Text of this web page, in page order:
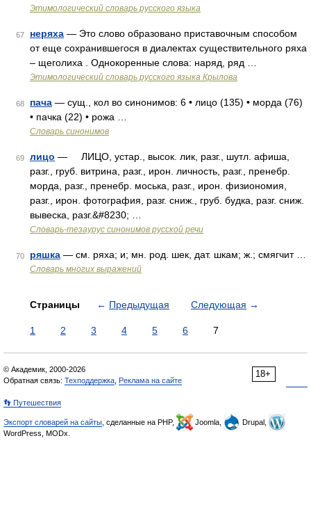
Этимологический словарь русского языка
67 неряха — Это слово образовано приставочным способом
от еще сохранившегося в диалектах существительного ряха
– щеголиха . Однокоренные слова: наряд, ряд …
Этимологический словарь русского языка Крылова
68 пача — сущ., кол во синонимов: 6 • лицо (135) • морда (76)
• пачка (22) • рожа …
Словарь синонимов
69 лицо — ЛИЦО, устар., высок. лик, разг., шутл. афиша,
разг., груб. витрина, разг., ирон. личность, разг., пренебр.
морда, разг., пренебр. моська, разг., ирон. физиономия,
разг., ирон. фотография, разг. сниж., груб. будка, разг. сниж.
вывеска, разг.&#8230; …
Словарь-тезаурус синонимов русской речи
70 ряшка — см. ряха; и; мн. род. шек, дат. шкам; ж.; смягчит …
Словарь многих выражений
Страницы ← Предыдущая Следующая →
1 2 3 4 5 6 7
18+
© Академик, 2000-2026
Обратная связь: Техподдержка Реклама на сайте
👣 Путешествия
Экспорт словарей на сайты , сделанные на PHP, Joomla,
Drupal,
WordPress, MODx.